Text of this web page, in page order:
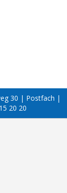
30 | Postfach |
20 20